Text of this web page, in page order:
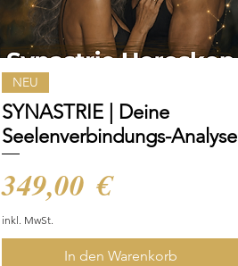
NEU
SYNASTRIE | Deine
Seelenverbindungs-Analyse
Preis
349,00 €
inkl. MwSt.
In den Warenkorb